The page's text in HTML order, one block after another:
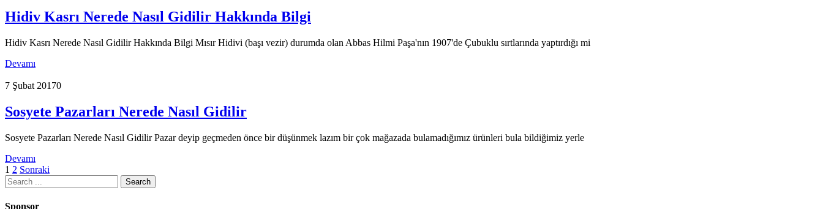
Hidiv Kasrı Nerede Nasıl Gidilir Hakkında Bilgi
Hidiv Kasrı Nerede Nasıl Gidilir Hakkında Bilgi Mısır Hidivi (başı vezir) durumda olan Abbas Hilmi Paşa'nın 1907'de Çubuklu sırtlarında yaptırdığı mi
Devamı
7 Şubat 20170
Sosyete Pazarları Nerede Nasıl Gidilir
Sosyete Pazarları Nerede Nasıl Gidilir Pazar deyip geçmeden önce bir düşünmek lazım bir çok mağazada bulamadığımız ürünleri bula bildiğimiz yerle
Devamı
Yazı
sayfalaması
1 2 Sonraki
Search
for:
Sponsor